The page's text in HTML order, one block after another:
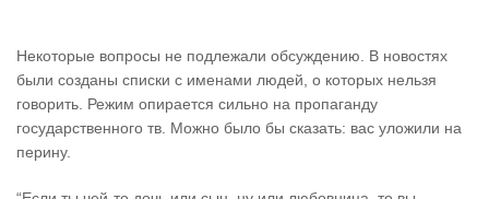
Некоторые вопросы не подлежали обсуждению. В новостях
были созданы списки с именами людей, о которых нельзя
говорить. Режим опирается сильно на пропаганду
государственного тв. Можно было бы сказать: вас уложили на
перину.